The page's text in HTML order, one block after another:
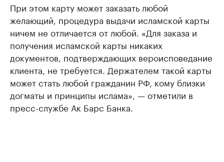
При этом карту может заказать любой
желающий, процедура выдачи исламской карты
ничем не отличается от любой. «Для заказа и
получения исламской карты никаких
документов, подтверждающих вероисповедание
клиента, не требуется. Держателем такой карты
может стать любой гражданин РФ, кому близки
догматы и принципы ислама», — отметили в
пресс-службе Ак Барс Банка.